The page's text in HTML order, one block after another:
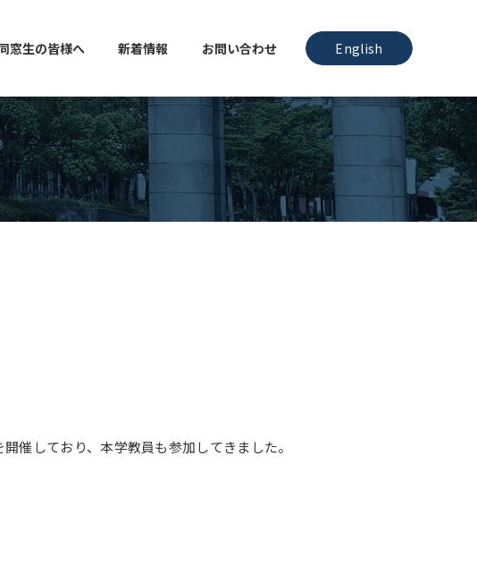
窓生の皆様へ 新着情報 お問い合わせ English
催しており、本学教員も参加してきました。